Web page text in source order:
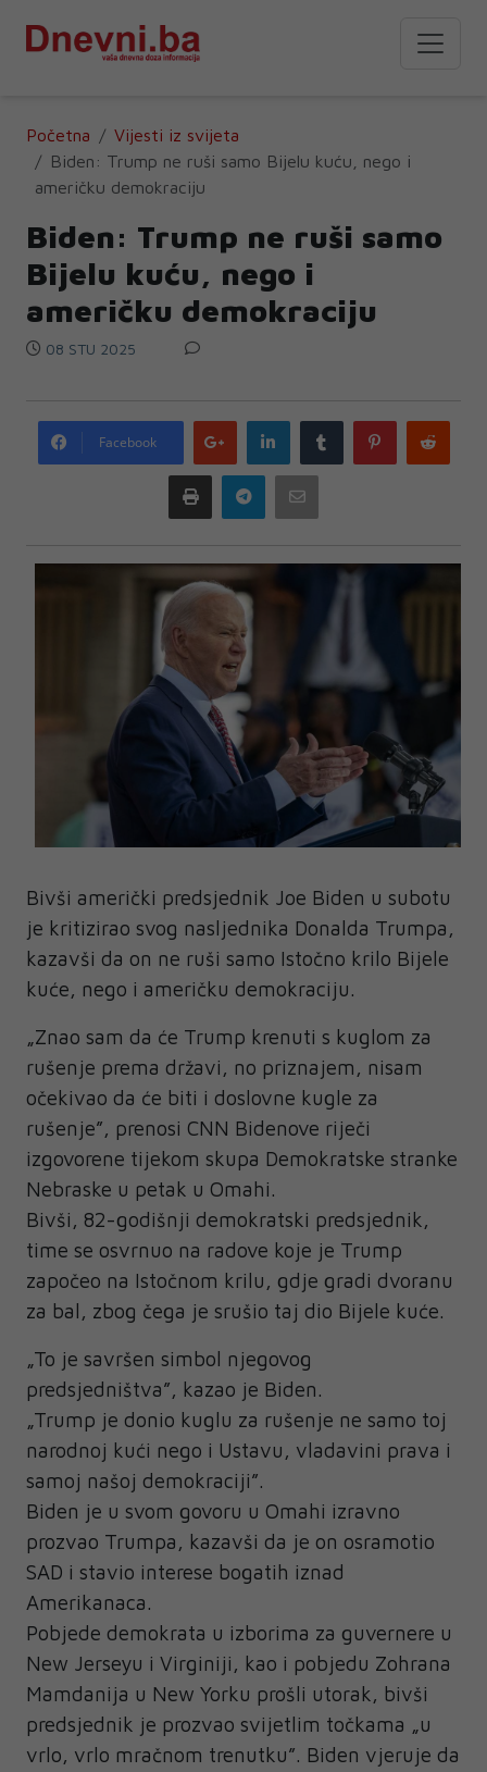
Početna
Vijesti iz svijeta
Biden: Trump ne ruši samo Bijelu kuću, nego i
američku demokraciju
Biden: Trump ne ruši samo
Bijelu kuću, nego i
američku demokraciju
08 STU 2025
Facebook
Google
plus
LinkedIn Tumblr Pinterest
Print Telegram
Bivši američki predsjednik Joe Biden u subotu
je kritizirao svog nasljednika Donalda Trumpa,
kazavši da on ne ruši samo Istočno krilo Bijele
kuće, nego i američku demokraciju.
„Znao sam da će Trump krenuti s kuglom za
rušenje prema državi, no priznajem, nisam
očekivao da će biti i doslovne kugle za
rušenje”, prenosi CNN Bidenove riječi
izgovorene tijekom skupa Demokratske stranke
Nebraske u petak u Omahi.
Bivši, 82-godišnji demokratski predsjednik,
time se osvrnuo na radove koje je Trump
započeo na Istočnom krilu, gdje gradi dvoranu
za bal, zbog čega je srušio taj dio Bijele kuće.
„To je savršen simbol njegovog
predsjedništva”, kazao je Biden.
„Trump je donio kuglu za rušenje ne samo toj
narodnoj kući nego i Ustavu, vladavini prava i
samoj našoj demokraciji”.
Biden je u svom govoru u Omahi izravno
prozvao Trumpa, kazavši da je on osramotio
SAD i stavio interese bogatih iznad
Amerikanaca.
Pobjede demokrata u izborima za guvernere u
New Jerseyu i Virginiji, kao i pobjedu Zohrana
Mamdanija u New Yorku prošli utorak, bivši
predsjednik je prozvao svijetlim točkama „u
vrlo, vrlo mračnom trenutku”. Biden vjeruje da